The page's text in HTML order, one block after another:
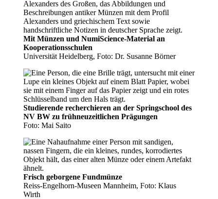
Mit Münzen und NumiScience-Material an
Kooperationsschulen
Universität Heidelberg, Foto: Dr. Susanne Börner
Studierende recherchieren an der Springschool des
NV BW zu frühneuzeitlichen Prägungen
Foto: Mai Saito
Frisch geborgene Fundmünze
Reiss-Engelhorn-Museen Mannheim, Foto: Klaus
Wirth